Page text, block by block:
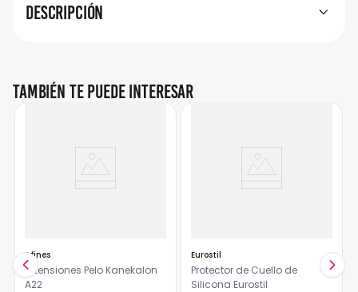
Descripción
También te puede interesar
Afines
Extensiones Pelo Kanekalon
A22
Eurostil
Protector de Cuello de
Silicona Eurostil